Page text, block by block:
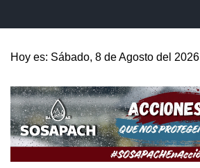
Hoy es: Sábado, 8 de Agosto del 2026